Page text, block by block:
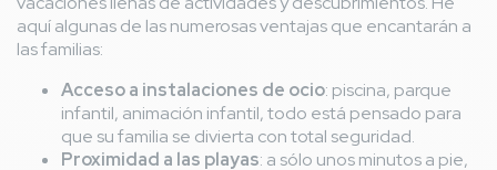
aquí algunas de las numerosas ventajas que encantarán a
las familias:
Acceso a instalaciones de ocio: piscina, parque
infantil, animación infantil, todo está pensado para
que su familia se divierta con total seguridad.
Proximidad a las playas: a sólo unos minutos a pie,